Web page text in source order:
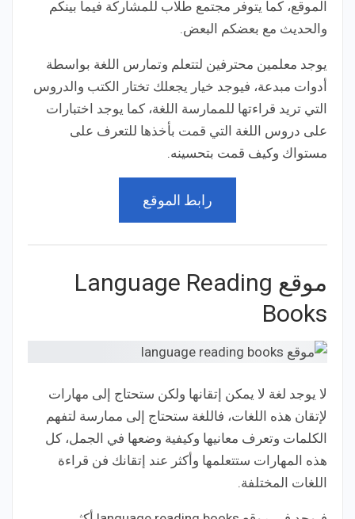
الموقع، كما يتوفر مجتمع طلاب للمشاركة فيما بينكم
والحديث مع بعضكم البعض.
يوجد معلمين محترفين لتتعلم وتمارس اللغة بواسطة
أدوات مبدعة، فيوجد خيار يجعلك تختار الكتب والدروس
التي تريد قراءتها للممارسة اللغة، كما يوجد اختبارات
على دروس اللغة التي قمت بأخذها للتعرف على
مستواك وكيف قمت بتحسينه.
رابط الموقع
موقع Language Reading
Books
لا يوجد لغة لا يمكن إتقانها ولكن ستحتاج إلى مهارات
لإتقان هذه اللغات، فاللغة ستحتاج إلى ممارسة لتفهم
الكلمات وتعرف معانيها وكيفية وضعها في الجمل، كل
هذه المهارات ستتعلمها وأكثر عند إتقانك فن قراءة
اللغات المختلفة.